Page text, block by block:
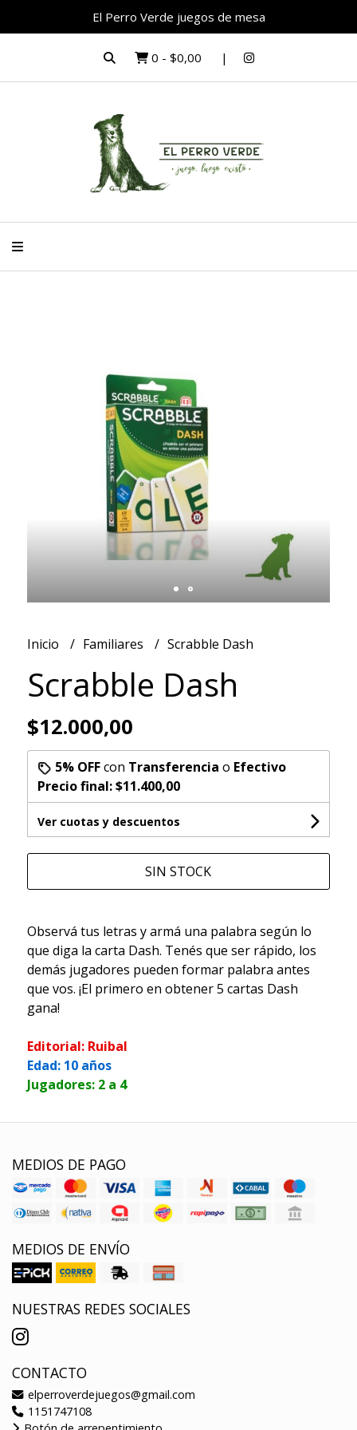
El Perro Verde juegos de mesa
0 - $0,00
Inicio Familiares Scrabble Dash
Scrabble Dash
$12.000,00
5% OFFcon Transferencia o Efectivo
Precio final:$11.400,00
Ver cuotas y descuentos
SIN STOCK
Observá tus letras y armá una palabra según lo
que diga la carta Dash. Tenés que ser rápido, los
demás jugadores pueden formar palabra antes
que vos. ¡El primero en obtener 5 cartas Dash
gana!
Editorial: Ruibal
Edad: 10 años
Jugadores: 2 a 4
MEDIOS DE PAGO
MEDIOS DE ENVÍO
NUESTRAS REDES SOCIALES
CONTACTO
elperroverdejuegos@gmail.com
1151747108